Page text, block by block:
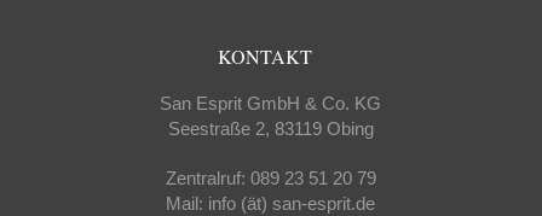
KONTAKT
San Esprit GmbH & Co. KG
Seestraße 2, 83119 Obing
Zentralruf: 089 23 51 20 79
Mail: info (ät) san-esprit.de